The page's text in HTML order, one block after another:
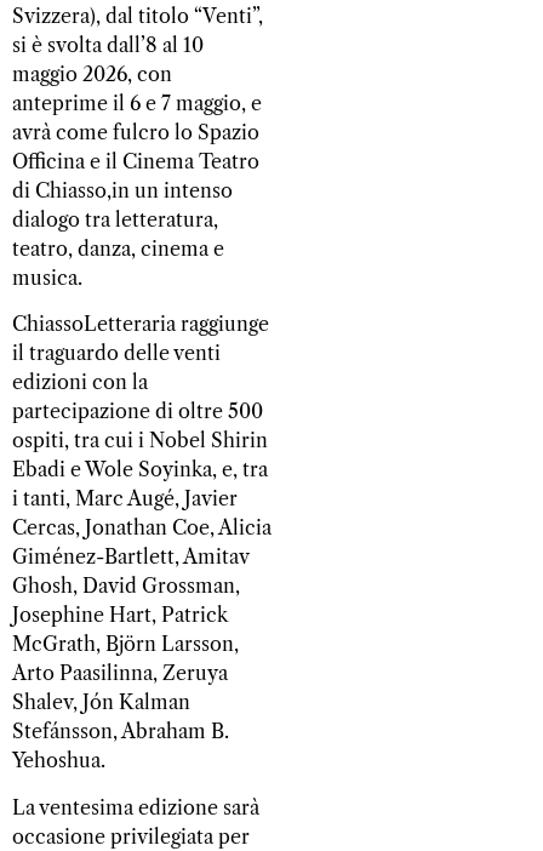
Svizzera), dal titolo “Venti”,
si è svolta dall’8 al 10
maggio 2026, con
anteprime il 6 e 7 maggio, e
avrà come fulcro lo Spazio
Officina e il Cinema Teatro
di Chiasso,in un intenso
dialogo tra letteratura,
teatro, danza, cinema e
musica.
ChiassoLetteraria raggiunge
il traguardo delle venti
edizioni con la
partecipazione di oltre 500
ospiti, tra cui i Nobel Shirin
Ebadi e Wole Soyinka, e, tra
i tanti, Marc Augé, Javier
Cercas, Jonathan Coe, Alicia
Giménez-Bartlett, Amitav
Ghosh, David Grossman,
Josephine Hart, Patrick
McGrath, Björn Larsson,
Arto Paasilinna, Zeruya
Shalev, Jón Kalman
Stefánsson, Abraham B.
Yehoshua.
La ventesima edizione sarà
occasione privilegiata per